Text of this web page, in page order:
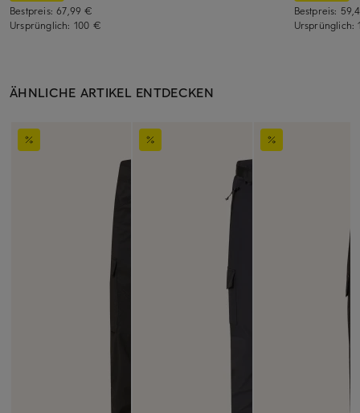
Bestpreis:67,99 €
Ursprünglich: 100 €
Bestpreis:
Ursprünglich:
ÄHNLICHE ARTIKEL ENTDECKEN